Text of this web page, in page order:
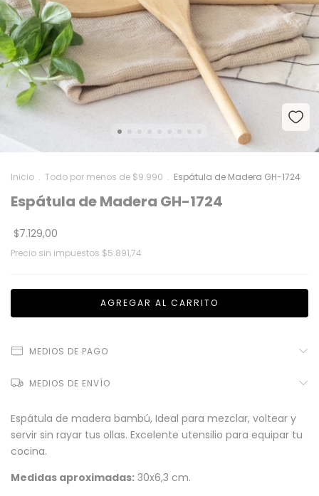
Inicio . Todo por menos de $9.990 . Espátula de Madera GH-1724
Espátula de Madera GH-1724
$7.129,00
Precio sin impuestos $5.891,74
MEDIOS DE PAGO
MEDIOS DE ENVÍO
Espátula de madera bambú, Ideal para mezclar, voltear y
servir sin rayar tus ollas. Excelente utensilio para equipar tu
cocina.
Medidas aproximadas: 30x6,3 cm.